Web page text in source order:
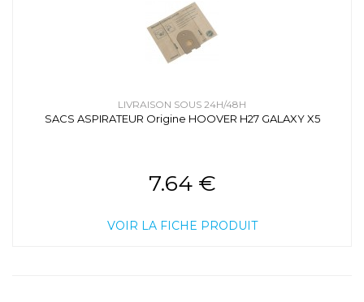
LIVRAISON SOUS 24H/48H
SACS ASPIRATEUR Origine HOOVER H27 GALAXY X5
7.64 €
VOIR LA FICHE PRODUIT